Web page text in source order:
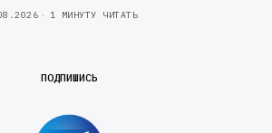
1 МИНУТУ ЧИТАТЬ
ПОДПИШИСЬ